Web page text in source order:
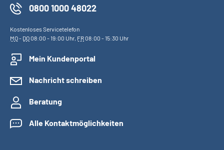
0800 1000 48022
Kostenloses Servicetelefon
MO- DO08:00 - 19:00 Uhr, FR08:00 - 15:30 Uhr
Mein Kundenportal
Nachricht schreiben
Beratung
Alle Kontaktmöglichkeiten